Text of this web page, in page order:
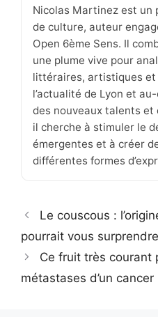
Nicolas Martinez est un
de culture, auteur
Open 6ème Sens. Il
une plume vive pour
littéraires, artistiques
l’actualité de Lyon et
des nouveaux talents et
il cherche à stimuler le
émergentes et à créer
différentes formes
Le couscous :
pourrait vous surprendre
Ce fruit très courant
métastases d’un cancer